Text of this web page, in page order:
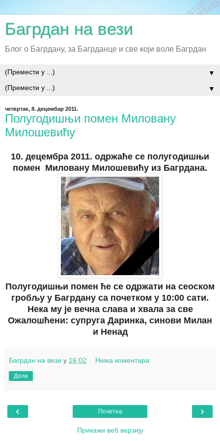
Багрдан на вези
Блог о Багрдану, за Багрданце и све који воле Багрдан
▼
▼
четвртак, 8. децембар 2011.
Полугодишњи помен Миловану
Милошевићу
10. децембра 2011. одржаће се полугодишњи
помен Миловану Милошевићу из Багрдана.
Полугодишњи помен ће се одржати на сеоском
гробљу у Багрдану са почетком у 10:00 сати.
Нека му је вечна слава и хвала за све
Ожалошћени: супруга Даринка, синови Милан
и Ненад
Багрдан на вези у 16:02 Нема коментара:
Дели
‹ ›
Почетна
Прикажи веб верзију